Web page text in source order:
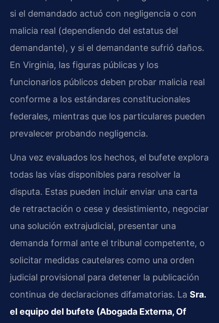
si el demandado actuó con negligencia o con
malicia real (dependiendo del estatus del
demandante), y si el demandante sufrió daños.
En Virginia, las figuras públicas y los
funcionarios públicos deben probar malicia real
conforme a los estándares constitucionales
federales, mientras que los particulares pueden
prevalecer probando negligencia.
Una vez evaluados los hechos, el bufete explora
todas las vías disponibles para resolver la
disputa. Estas pueden incluir enviar una carta
de retractación o cese y desistimiento, negociar
una solución extrajudicial, presentar una
demanda formal ante el tribunal competente, o
solicitar medidas cautelares como una orden
judicial provisional para detener la publicación
continua de declaraciones difamatorias. La Sra.
el equipo del bufete (Abogada Externa, Of